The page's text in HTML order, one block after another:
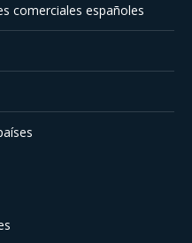
comerciales españoles